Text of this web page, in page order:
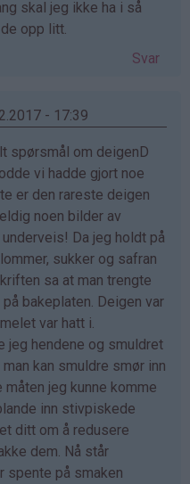
skal jeg ikke ha i så
opp litt.
Svar
- 17:39
spørsmål om deigenD
vi hadde gjort noe
er den rareste deigen
noen bilder av
Da jeg holdt på
sukker og safran
sa at man trengte
bakeplaten. Deigen var
var hatt i.
jeg hendene og smuldret
kan smuldre smør inn
jeg kunne komme
inn stivpiskede
ditt om å redusere
dem. Nå står
spente på smaken